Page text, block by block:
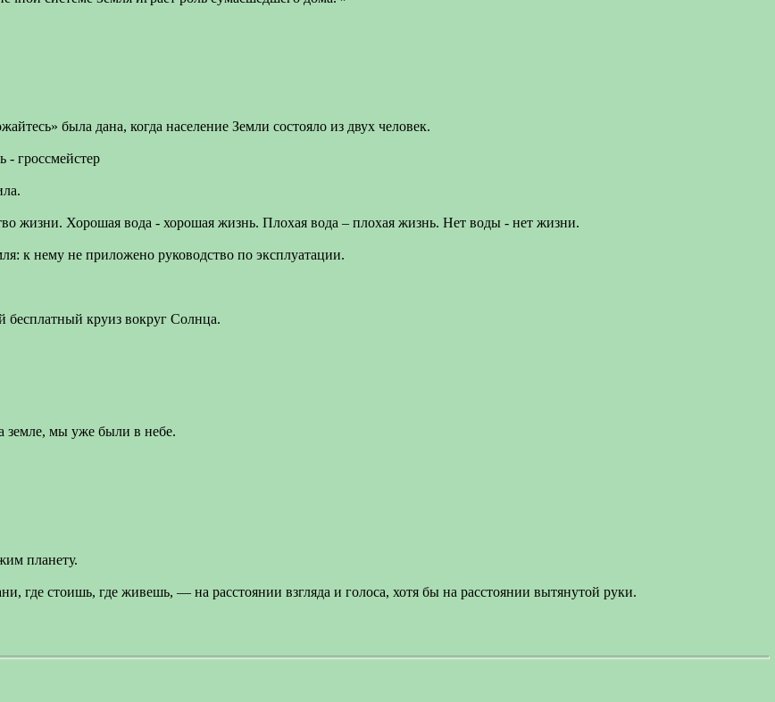
была дана, когда население Земли состояло из двух человек.
- гроссмейстер
жизни. Хорошая вода - хорошая жизнь. Плохая вода – плохая жизнь. Нет воды - нет жизни.
к нему не приложено руководство по эксплуатации.
бесплатный круиз вокруг Солнца.
земле, мы уже были в небе.
планету.
где стоишь, где живешь, — на расстоянии взгляда и голоса, хотя бы на расстоянии вытянутой руки.